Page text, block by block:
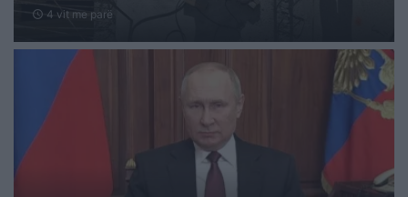
schedule 4 vit me parë